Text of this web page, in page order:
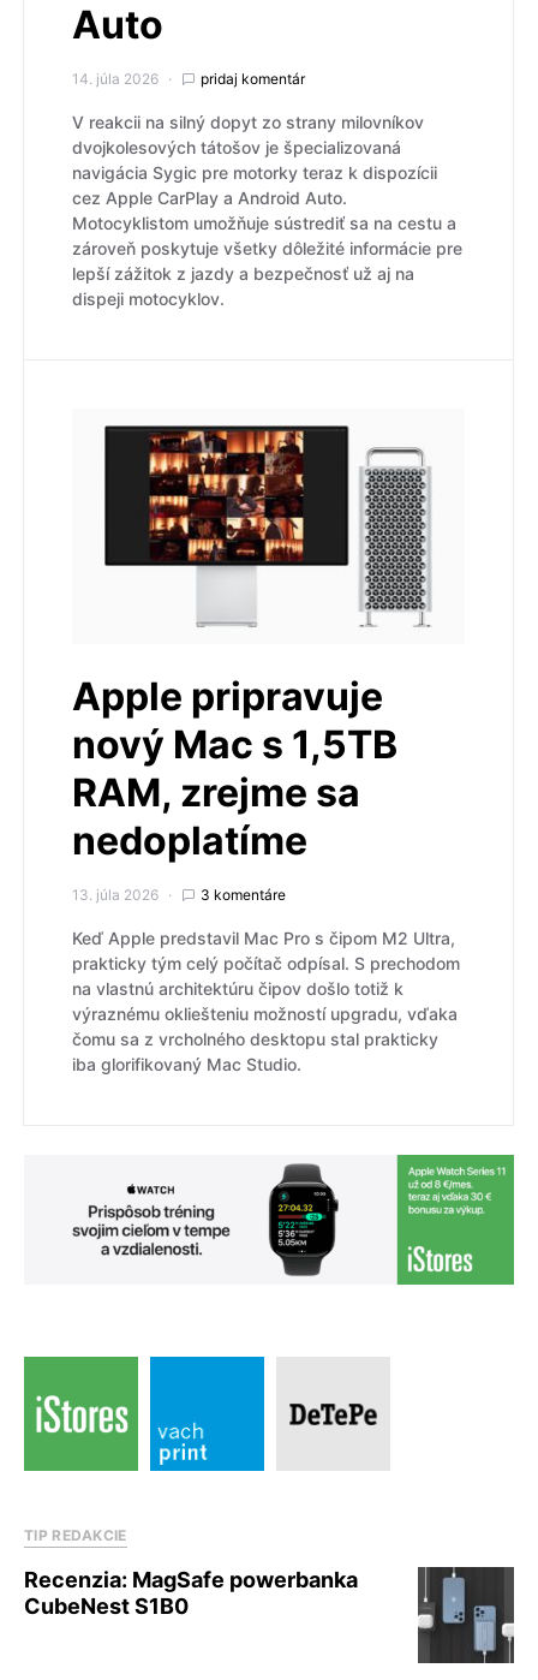
Auto
14. júla 2026 pridaj komentár
V reakcii na silný dopyt zo strany milovníkov
dvojkolesových tátošov je špecializovaná
navigácia Sygic pre motorky teraz k dispozícii
cez Apple CarPlay a Android Auto.
Motocyklistom umožňuje sústrediť sa na cestu a
zároveň poskytuje všetky dôležité informácie pre
lepší zážitok z jazdy a bezpečnosť už aj na
dispeji motocyklov.
Apple pripravuje
nový Mac s 1,5TB
RAM, zrejme sa
nedoplatíme
13. júla 2026 3 komentáre
Keď Apple predstavil Mac Pro s čipom M2 Ultra,
prakticky tým celý počítač odpísal. S prechodom
na vlastnú architektúru čipov došlo totiž k
výraznému okliešteniu možností upgradu, vďaka
čomu sa z vrcholného desktopu stal prakticky
iba glorifikovaný Mac Studio.
TIP REDAKCIE
Recenzia: MagSafe powerbanka
CubeNest S1B0